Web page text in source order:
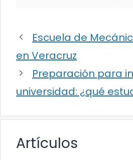
Escuela de
en Veracruz
Preparación para
universidad: ¿qué
Artículos